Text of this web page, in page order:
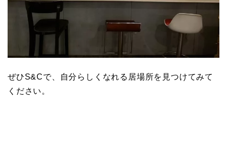
ぜひS&Cで、自分らしくなれる居場所を見つけてみて
ください。